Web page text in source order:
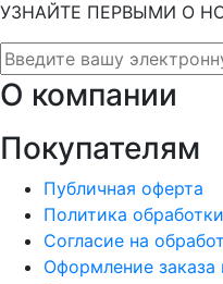
УЗНАЙТЕ ПЕРВЫМИ О
О компании
Покупателям
Публичная оферта
Политика
Согласие на
Оформление заказа